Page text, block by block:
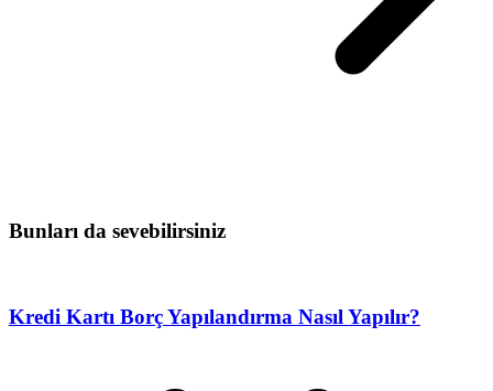
Bunları da sevebilirsiniz
Kredi Kartı Borç Yapılandırma Nasıl Yapılır?